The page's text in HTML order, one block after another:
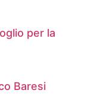
per la
Baresi